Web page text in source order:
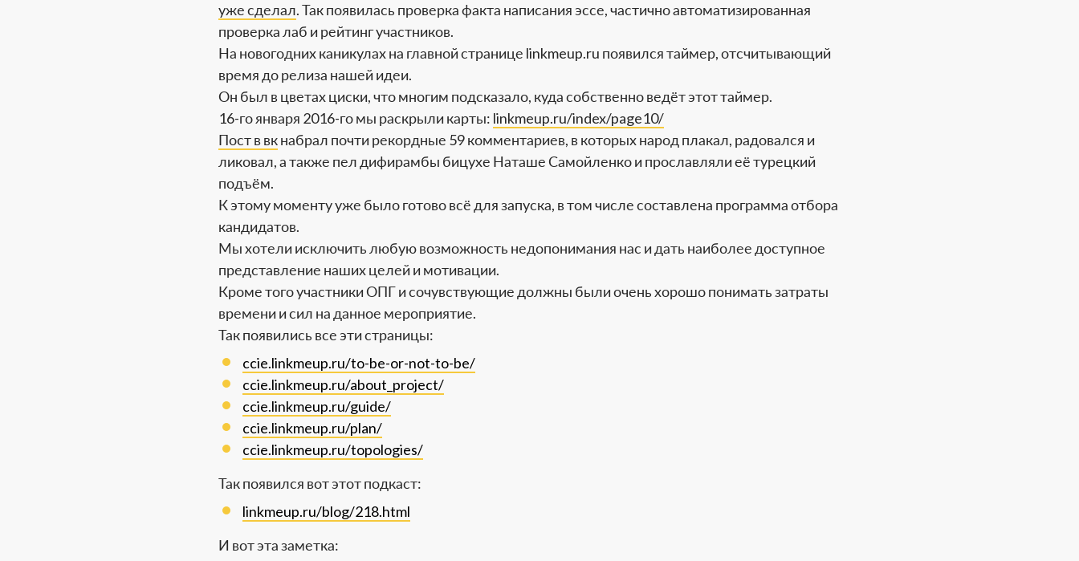
уже сделал. Так появилась проверка факта написания эссе, частично автоматизированная
проверка лаб и рейтинг участников.
На новогодних каникулах на главной странице linkmeup.ru появился таймер, отсчитывающий
время до релиза нашей идеи.
Он был в цветах циски, что многим подсказало, куда собственно ведёт этот таймер.
16-го января 2016-го мы раскрыли карты: linkmeup.ru/index/page10/
Пост в вкнабрал почти рекордные 59 комментариев, в которых народ плакал, радовался и
ликовал, а также пел дифирамбы бицухе Наташе Самойленко и прославляли её турецкий
подъём.
К этому моменту уже было готово всё для запуска, в том числе составлена программа отбора
кандидатов.
Мы хотели исключить любую возможность недопонимания нас и дать наиболее доступное
представление наших целей и мотивации.
Кроме того участники ОПГ и сочувствующие должны были очень хорошо понимать затраты
времени и сил на данное мероприятие.
Так появились все эти страницы:
ccie.linkmeup.ru/to-be-or-not-to-be/
ccie.linkmeup.ru/about_project/
ccie.linkmeup.ru/guide/
ccie.linkmeup.ru/plan/
ccie.linkmeup.ru/topologies/
Так появился вот этот подкаст:
linkmeup.ru/blog/218.html
И вот эта заметка: